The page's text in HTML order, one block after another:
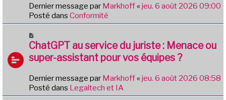
u
m
e
s
a
g
Dernier message par Markhoff« jeu. 6 août 2026 09:00
Posté dans Conformité
o
u
v
a
u
ChatGPT au service du juriste : Menace ou
super-assistant pour vos équipes ?
Dernier message par Markhoff« jeu. 6 août 2026 08:58
Posté dans Legaltech et IA